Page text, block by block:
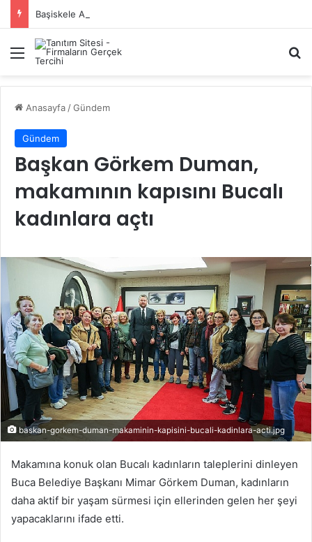
Başiskele Acil Çilingir Hizmeti İçin Doğru Adres Neresi?
Menü
Anasayfa /Gündem
Gündem
Başkan Görkem Duman,
makamının kapısını Bucalı
kadınlara açtı
baskan-gorkem-duman-makaminin-kapisini-bucali-kadinlara-acti.jpg
Makamına konuk olan Bucalı kadınların taleplerini dinleyen
Buca Belediye Başkanı Mimar Görkem Duman, kadınların
daha aktif bir yaşam sürmesi için ellerinden gelen her şeyi
yapacaklarını ifade etti.